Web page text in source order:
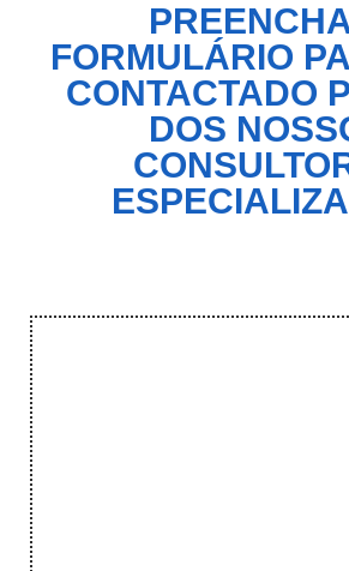
FORMULÁRIO
CONTACTADO
DOS